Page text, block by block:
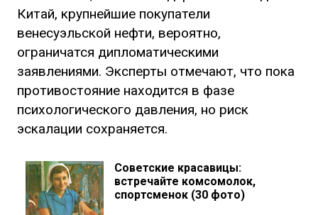
Китай, крупнейшие покупатели
венесуэльской нефти, вероятно,
ограничатся дипломатическими
заявлениями. Эксперты отмечают, что пока
противостояние находится в фазе
психологического давления, но риск
эскалации сохраняется.
Советские красавицы:
встречайте комсомолок,
спортсменок (30 фото)